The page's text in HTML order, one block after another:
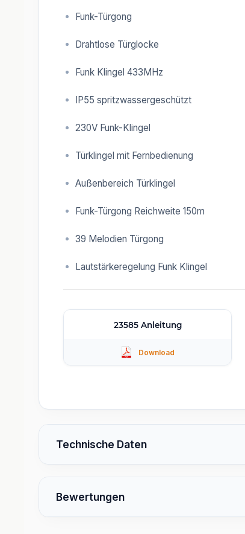
Funk-Türgong
Drahtlose Türglocke
Funk Klingel 433MHz
IP55 spritzwassergeschützt
230V Funk-Klingel
Türklingel mit Fernbedienung
Außenbereich Türklingel
Funk-Türgong Reichweite 150m
39 Melodien Türgong
Lautstärkeregelung Funk Klingel
23585 Anleitung
Technische Daten
Bewertungen